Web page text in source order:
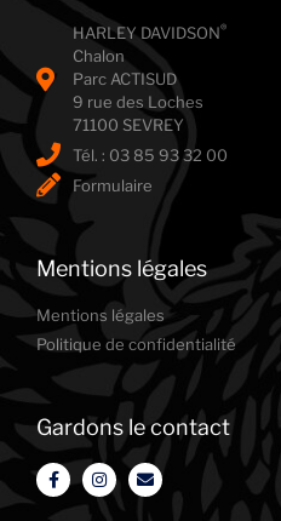
HARLEY DAVIDSON®
Chalon
Parc ACTISUD
9 rue des Loches
71100 SEVREY
Tél. : ‭03 85 93 32 00
Formulaire
Mentions légales
Mentions légales
Politique de confidentialité
Gardons le contact